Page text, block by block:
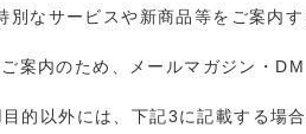
別なサービスや新商品等をご案内す
案内のため、メールマガジン・
的以外には、下記3に記載する場